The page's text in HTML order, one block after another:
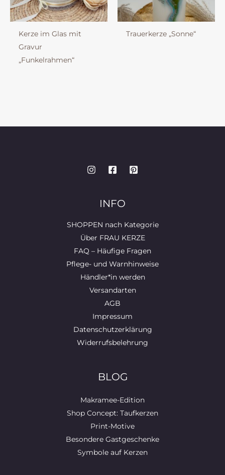
Kerze im Glas mit
Gravur
„Funkelrahmen“
Trauerkerze „Sonne“
INFO
SHOPPEN nach Kategorie
Über FRAU KERZE
FAQ – Häufige Fragen
Pflege- und Warnhinweise
Händler*in werden
Versandarten
AGB
Impressum
Datenschutzerklärung
Widerrufsbelehrung
BLOG
Makramee-Edition
Shop Concept: Taufkerzen
Print-Motive
Besondere Gastgeschenke
Symbole auf Kerzen